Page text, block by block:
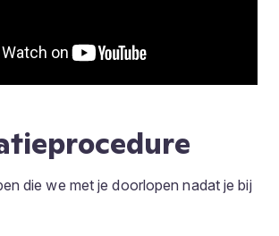
die we met je doorlopen nadat je bij